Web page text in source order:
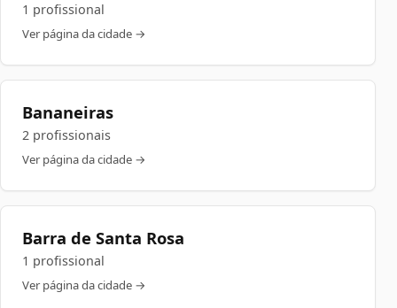
1 profissional
Ver página da cidade →
Bananeiras
2 profissionais
Ver página da cidade →
Barra de Santa Rosa
1 profissional
Ver página da cidade →